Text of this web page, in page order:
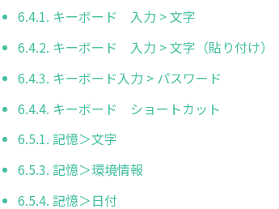
6.4.1. キーボード 入力 > 文字
6.4.2. キーボード 入力 > 文字（貼り付け）
6.4.3. キーボード入力 > パスワード
6.4.4. キーボード ショートカット
6.5.1. 記憶＞文字
6.5.3. 記憶＞環境情報
6.5.4. 記憶＞日付